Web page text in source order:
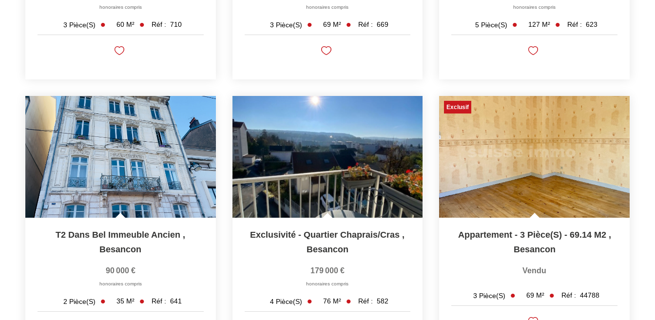
honoraires compris
3 Pièce(s) 60 M² Réf : 710
honoraires compris
3 Pièce(s) 69 M² Réf : 669
honoraires compris
5 Pièce(s) 127 M² Réf : 623
T2 Dans Bel Immeuble Ancien ,
Besancon
90 000 €
honoraires compris
2 Pièce(s) 35 M² Réf : 641
Exclusivité - Quartier Chaprais/Cras ,
Besancon
179 000 €
honoraires compris
4 Pièce(s) 76 M² Réf : 582
Exclusif
Appartement - 3 Pièce(s) - 69.14 M2 ,
Besancon
Vendu
3 Pièce(s) 69 M² Réf : 44788